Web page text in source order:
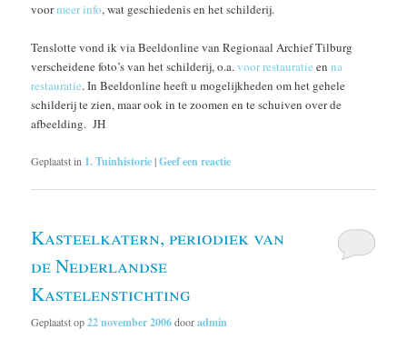
voormeer info, wat geschiedenis en het schilderij.
Tenslotte vond ik via Beeldonline van Regionaal Archief Tilburg
verscheidene foto’s van het schilderij, o.a.voor restauratie enna
restauratie. In Beeldonline heeft u mogelijkheden om het gehele
schilderij te zien, maar ook in te zoomen en te schuiven over de
afbeelding. JH
Geplaatst in 1. Tuinhistorie|Geef een reactie
Kasteelkatern, periodiek van
de Nederlandse
Kastelenstichting
Geplaatst op22 november 2006dooradmin